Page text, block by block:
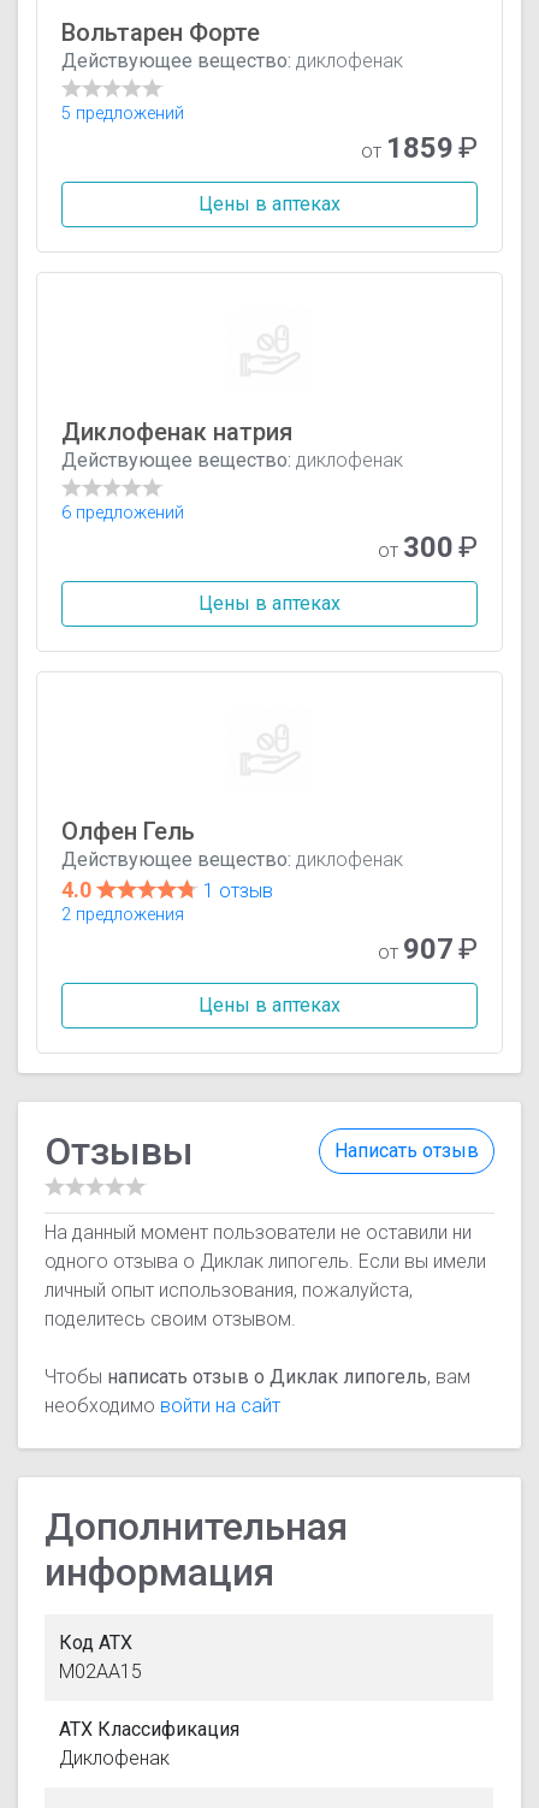
Вольтарен Форте
Действующее вещество: диклофенак
5 предложений
от 1859₽
Цены в аптеках
Диклофенак натрия
Действующее вещество: диклофенак
6 предложений
от 300₽
Цены в аптеках
Олфен Гель
Действующее вещество: диклофенак
4.0 1 отзыв
2 предложения
от 907₽
Цены в аптеках
Написать отзыв
Отзывы
На данный момент пользователи не оставили ни
одного отзыва о Диклак липогель. Если вы имели
личный опыт использования, пожалуйста,
поделитесь своим отзывом.
Чтобы написать отзыв о Диклак липогель, вам
необходимо войти на сайт
Дополнительная
информация
Код АТХ
M02AA15
АТХ Классификация
Диклофенак